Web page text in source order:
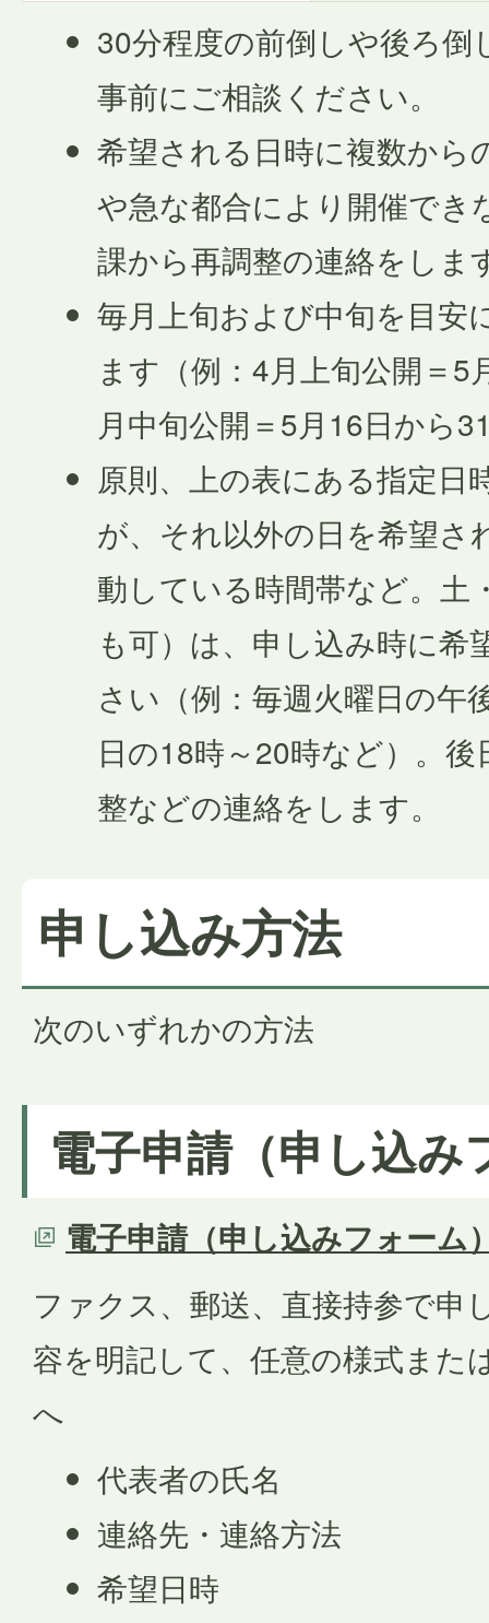
30分程度の前倒しや後ろ
事前にご相談ください。
希望される日時に複数から
や急な都合により開催でき
課から再調整の連絡をしま
毎月上旬および中旬を目安
ます（例：4月上旬公開＝
月中旬公開＝5月16日から
原則、上の表にある指定日
が、それ以外の日を希望さ
動している時間帯など。土
も可）は、申し込み時に希
さい（例：毎週火曜日の午
日の18時～20時など）。
整などの連絡をします。
申し込み方法
次のいずれかの方法
電子申請（申し込み
電子申請（申し込みフォーム
ファクス、郵送、直接持参で申
容を明記して、任意の様式また
へ
代表者の氏名
連絡先・連絡方法
希望日時